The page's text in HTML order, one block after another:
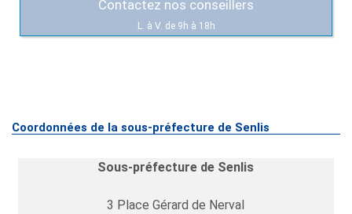
Contactez nos conseillers
L. à V. de 9h à 18h
Coordonnées de la sous-préfecture de Senlis
Sous-préfecture de Senlis
3 Place Gérard de Nerval